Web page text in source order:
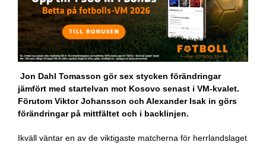
Jon Dahl Tomasson gör sex stycken förändringar
jämfört med startelvan mot Kosovo senast i VM-kvalet.
Förutom Viktor Johansson och Alexander Isak in görs
förändringar på mittfältet och i backlinjen.
Ikväll väntar en av de viktigaste matcherna för herrlandslaget